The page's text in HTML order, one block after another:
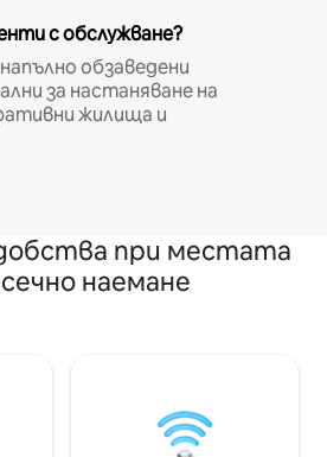
с обслужване?
обзаведени
за настаняване на
жилища и
при местата
наемане